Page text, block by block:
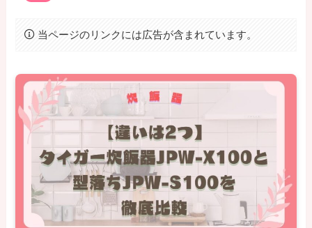
当ページのリンクには広告が含まれています。